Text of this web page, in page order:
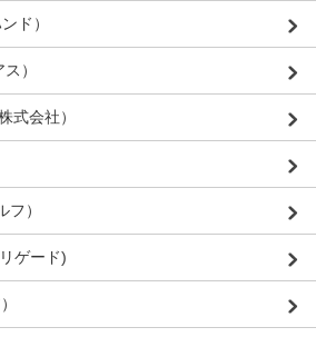
ド）
）
式会社）
）
ゲード)